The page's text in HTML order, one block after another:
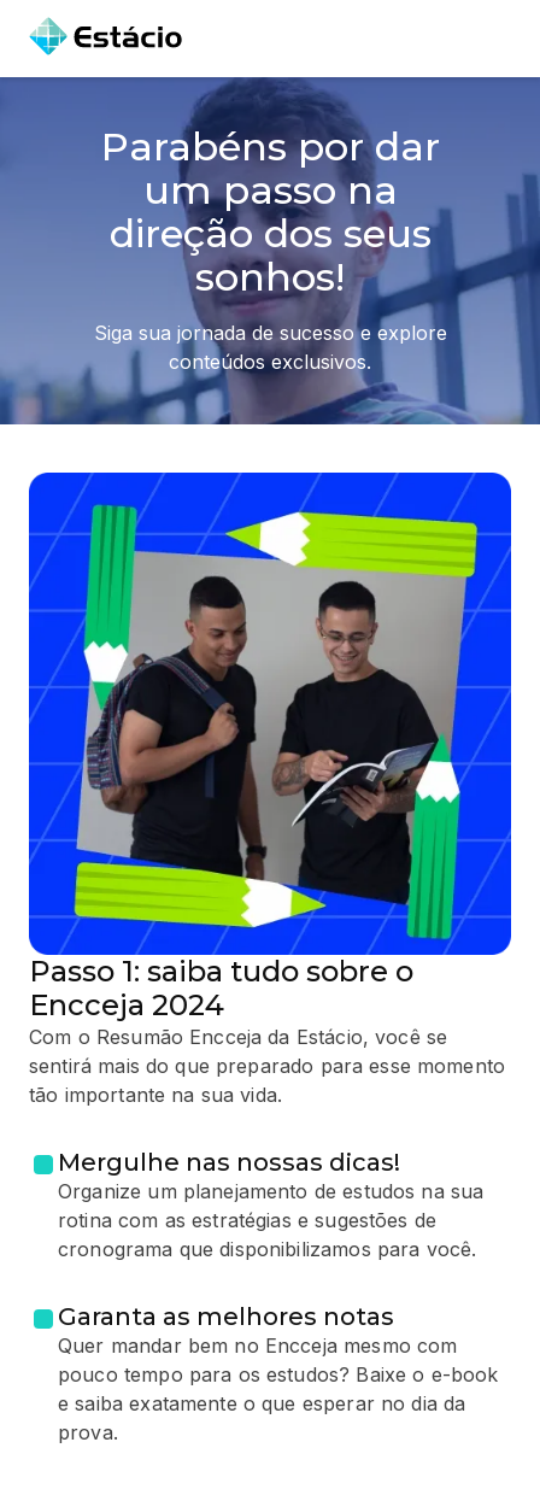
Parabéns por dar
um passo na
direção dos seus
sonhos!
Siga sua jornada de sucesso e explore
conteúdos exclusivos.
Passo 1: saiba tudo sobre o
Encceja 2024
Com o Resumão Encceja da Estácio, você se
sentirá mais do que preparado para esse momento
tão importante na sua vida.
Mergulhe nas nossas dicas!
Organize um planejamento de estudos na sua
rotina com as estratégias e sugestões de
cronograma que disponibilizamos para você.
Garanta as melhores notas
Quer mandar bem no Encceja mesmo com
pouco tempo para os estudos? Baixe o e-book
e saiba exatamente o que esperar no dia da
prova.